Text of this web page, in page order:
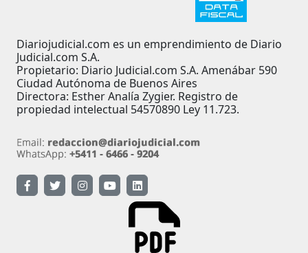
Diariojudicial.com es un emprendimiento de Diario
Judicial.com S.A.
Propietario: Diario Judicial.com S.A. Amenábar 590
Ciudad Autónoma de Buenos Aires
Directora: Esther Analía Zygier. Registro de
propiedad intelectual 54570890 Ley 11.723.